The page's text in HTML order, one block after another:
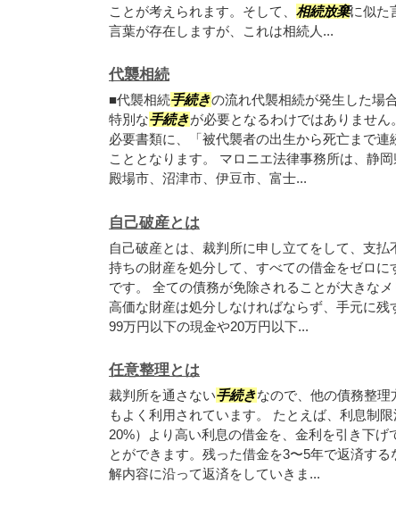
ことが考えられます。そして、 相続放棄に似た
言葉が存在しますが、これは相続人...
代襲相続
■代襲相続手続きの流れ代襲相続が発生した場
特別な手続きが必要となるわけではありませ
必要書類に、「被代襲者の出生から死亡まで連
こととなります。 マロニエ法律事務所は、静
殿場市、沼津市、伊豆市、富士...
自己破産とは
自己破産とは、裁判所に申し立てをして、支
持ちの財産を処分して、すべての借金をゼロに
です。 全ての債務が免除されることが大きな
高価な財産は処分しなければならず、手元に残
99万円以下の現金や20万円以下...
任意整理とは
裁判所を通さない手続きなので、他の債務整理
もよく利用されています。 たとえば、利息制
20%）より高い利息の借金を、金利を引き下げ
とができます。残った借金を3〜5年で返済す
解内容に沿って返済をしていきま...